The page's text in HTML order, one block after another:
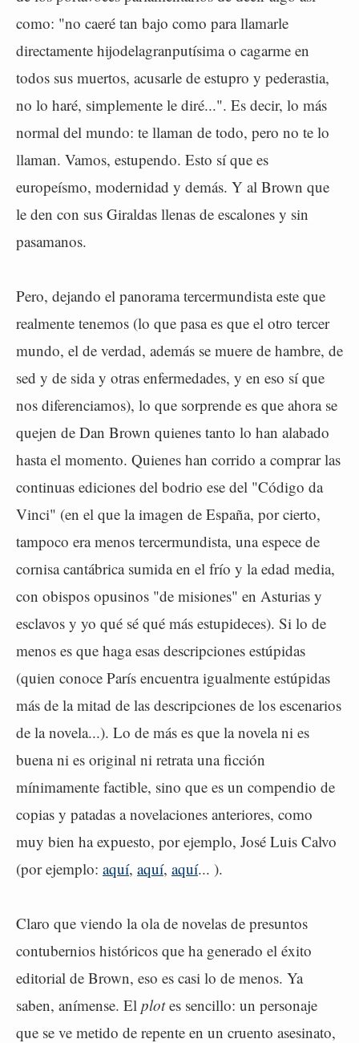
como: "no caeré tan bajo como para llamarle
directamente hijodelagranputísima o cagarme en
todos sus muertos, acusarle de estupro y pederastia,
no lo haré, simplemente le diré...". Es decir, lo más
normal del mundo: te llaman de todo, pero no te lo
llaman. Vamos, estupendo. Esto sí que es
europeísmo, modernidad y demás. Y al Brown que
le den con sus Giraldas llenas de escalones y sin
pasamanos.
Pero, dejando el panorama tercermundista este que
realmente tenemos (lo que pasa es que el otro tercer
mundo, el de verdad, además se muere de hambre, de
sed y de sida y otras enfermedades, y en eso sí que
nos diferenciamos), lo que sorprende es que ahora se
quejen de Dan Brown quienes tanto lo han alabado
hasta el momento. Quienes han corrido a comprar las
continuas ediciones del bodrio ese del "Código da
Vinci" (en el que la imagen de España, por cierto,
tampoco era menos tercermundista, una espece de
cornisa cantábrica sumida en el frío y la edad media,
con obispos opusinos "de misiones" en Asturias y
esclavos y yo qué sé qué más estupideces). Si lo de
menos es que haga esas descripciones estúpidas
(quien conoce París encuentra igualmente estúpidas
más de la mitad de las descripciones de los escenarios
de la novela...). Lo de más es que la novela ni es
buena ni es original ni retrata una ficción
mínimamente factible, sino que es un compendio de
copias y patadas a novelaciones anteriores, como
muy bien ha expuesto, por ejemplo, José Luis Calvo
(por ejemplo: aquí, aquí, aquí... ).
Claro que viendo la ola de novelas de presuntos
contubernios históricos que ha generado el éxito
editorial de Brown, eso es casi lo de menos. Ya
saben, anímense. El plotes sencillo: un personaje
que se ve metido de repente en un cruento asesinato,